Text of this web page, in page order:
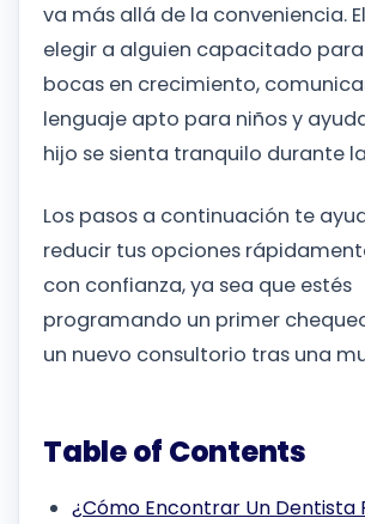
va más allá de la conveniencia.
elegir a alguien capacitado
bocas en crecimiento,
lenguaje apto para niños y
hijo se sienta tranquilo durante
Los pasos a continuación te
reducir tus opciones
con confianza, ya sea que estés
programando un primer
un nuevo consultorio tras una
Table of Contents
¿Cómo Encontrar Un Dentista